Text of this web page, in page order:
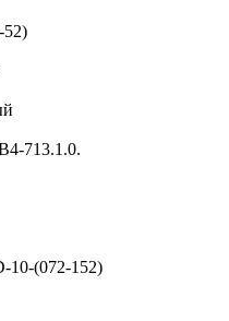
52)
713.1.0.
10-(072-152)